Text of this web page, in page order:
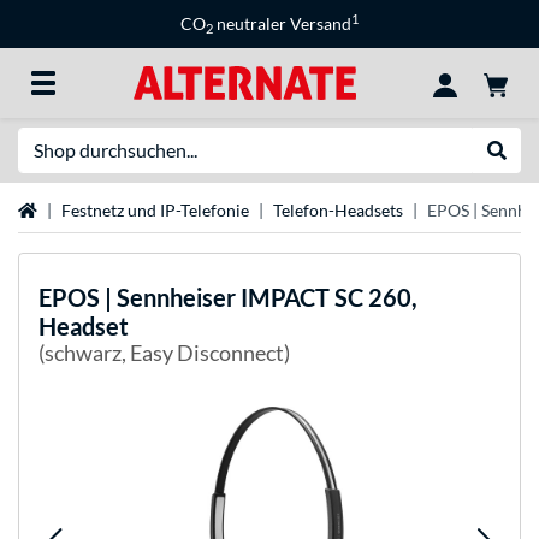
CO2 neutraler Versand1
StartseiteFestnetz und IP-Telefonie Telefon-Headsets EPOS |
EPOS | Sennheiser IMPACT SC 260,
Headset
(schwarz, Easy Disconnect)